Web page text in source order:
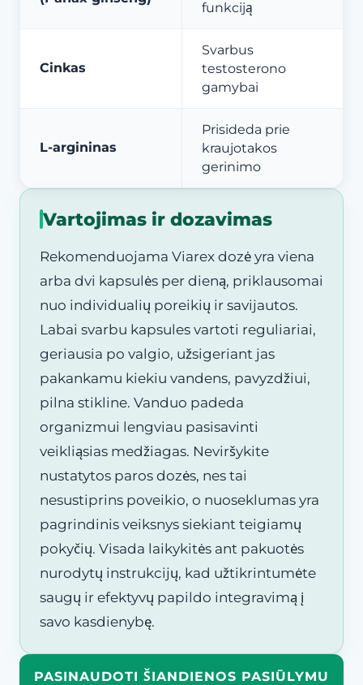
funkciją
Cinkas
Svarbus
testosterono
gamybai
L-argininas
Prisideda prie
kraujotakos
gerinimo
Vartojimas ir dozavimas
Rekomenduojama Viarex dozė yra viena
arba dvi kapsulės per dieną, priklausomai
nuo individualių poreikių ir savijautos.
Labai svarbu kapsules vartoti reguliariai,
geriausia po valgio, užsigeriant jas
pakankamu kiekiu vandens, pavyzdžiui,
pilna stikline. Vanduo padeda
organizmui lengviau pasisavinti
veikliąsias medžiagas. Neviršykite
nustatytos paros dozės, nes tai
nesustiprins poveikio, o nuoseklumas yra
pagrindinis veiksnys siekiant teigiamų
pokyčių. Visada laikykitės ant pakuotės
nurodytų instrukcijų, kad užtikrintumėte
saugų ir efektyvų papildo integravimą į
savo kasdienybę.
PASINAUDOTI ŠIANDIENOS PASIŪLYMU